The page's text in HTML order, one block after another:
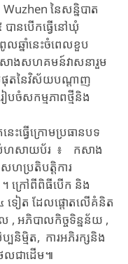
នៃ​សន្និបាត​
ន​បើក​ធ្វើ​​នៅ​ឃុំ
ល​ឆ្នាំនេះ​​ចំពេល​ខួប​
សាង​​សហគមន៍​​វាសនា​រួម​​​
ផុត​នៃ​វិស័យ​​បណ្តាញ​
ចំ​​សកម្មភាពថ្មី​និង​
វើ​​ក្រោម​​​ប្រធានបទ​
ហ​សាយប័រ​ ៖ ​ កសាង​
ប្រតិបត្តិការ
ក្រៅពី​ពិធី​​បើក ​និង​
ទៀត​ ដែល​​ផ្តោត​លើ​​គំនិត​
, ​​អភិបាលកិច្ច​ទិន្នន័យ ,
សិប្បនិម្មិត​, ​​ការអភិរក្ស​និង​
ល​ជាដើម៕​​